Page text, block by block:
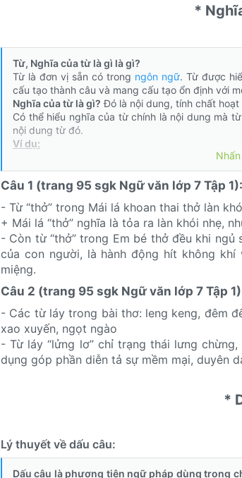
*
Từ, Nghĩa của từ là gì là gì?
Từ là đơn vị sẵn có trong ngôn ngữ. Từ được
cấu tạo thành câu và mang cấu tạo ổn định với
Nghĩa của từ là gì? Đó là nội dung, tính chất
Có thể hiểu nghĩa của từ chính là nội dung mà
nội dung từ đó.
Ví dụ:
đời sống, được mọi người làm theo. ->
Xe đạp: chỉ một loại phương tiện đi lại ->
Lẫm liệt : hùng dũng, oai nghiêm. -> Giải
Nao núng : lung lay, không vững lòng tin
nghĩa vừa đưa ra từ trái nghĩa.
Trung thực: con người có tính thật thà,
Câu 1 (trang 95 sgk Ngữ văn lớp 7 Tập 1):​
- Từ “thở” trong Mái lá khoan thai thở làn
+ Mái lá “thở” nghĩa là tỏa ra làn khói nhẹ,
- Còn từ “thở” trong Em bé thở đều khi
của con người, là hành động hít không
miệng.
Câu 2 (trang 95 sgk Ngữ văn lớp 7 Tập
- Các từ láy trong bài thơ: leng keng, đêm
xao xuyến, ngọt ngào
- Từ láy “lửng lơ” chỉ trạng thái lưng
dụng góp phần diễn tả sự mềm mại, duyên
*
Lý thuyết về dấu câu:
Dấu câu là phương tiện ngữ pháp dùng trong